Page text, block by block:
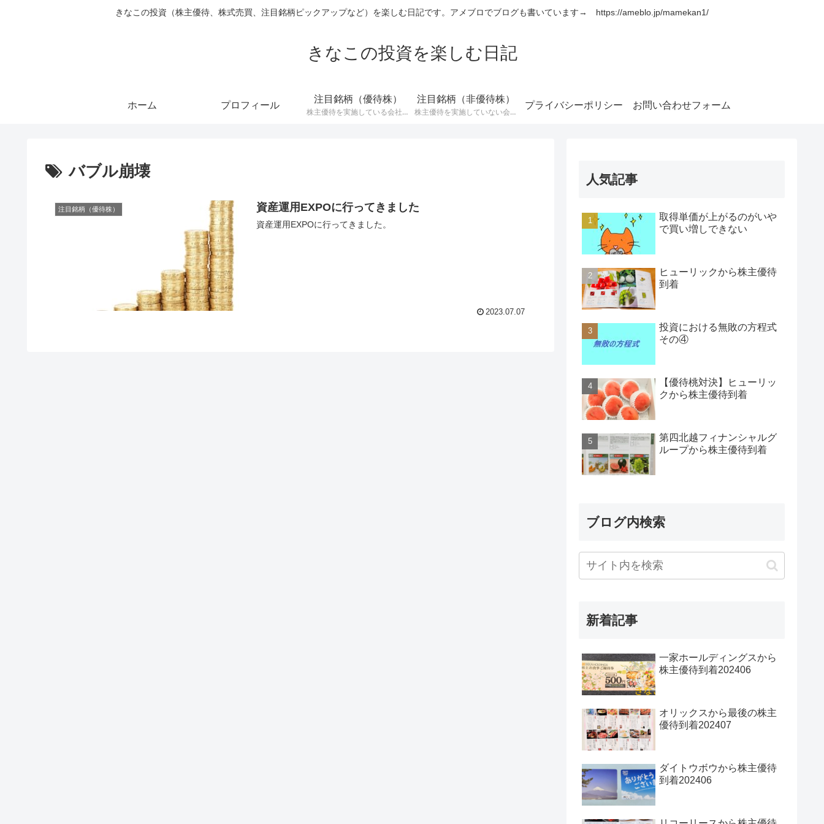
きなこの投資（株主優待、株式売買、注目銘柄ピックアップなど）を楽しむ日記です。アメブロでブログも書いています→ https://ameblo.jp/mamekan1/
きなこの投資を楽しむ日記
ホーム プロフィール
注目銘柄（優待株）
株主優待を実施している会社の
注目銘柄（非優待株）
株主優待を実施していない会社
プライバシーポリシー お問い合わせフォーム
バブル崩壊
注目銘柄（優待株） 資産運用EXPOに行ってきました
資産運用EXPOに行ってきました。
2023.07.07
人気記事
取得単価が上がるのがいや
で買い増しできない
ヒューリックから株主優待
到着
投資における無敗の方程式
その④
【優待桃対決】ヒューリッ
クから株主優待到着
第四北越フィナンシャルグ
ループから株主優待到着
ブログ内検索
新着記事
一家ホールディングスから
株主優待到着202406
オリックスから最後の株主
優待到着202407
ダイトウボウから株主優待
到着202406